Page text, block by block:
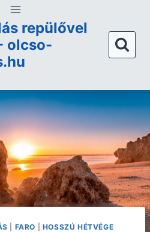
repülővel
olcso-
FARO
HOSSZÚ HÉTVÉGE